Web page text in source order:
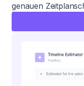
genauen